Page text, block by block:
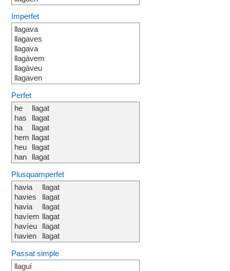
Imperfet
llagava
llagaves
llagava
llagàvem
llagàveu
llagaven
Perfet
he
has
ha
hem
heu
han
llagat
llagat
llagat
llagat
llagat
llagat
Plusquamperfet
havia
havies
havia
havíem
havíeu
havien
llagat
llagat
llagat
llagat
llagat
llagat
Passat simple
llaguí